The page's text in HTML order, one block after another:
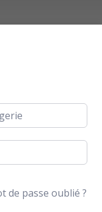
de passe oublié ?